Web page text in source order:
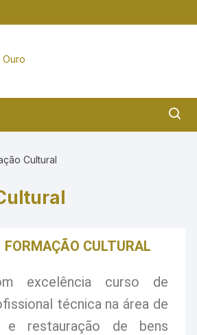
Cultural
CULTURAL
excelência curso de
técnica na área de
e restauração de bens